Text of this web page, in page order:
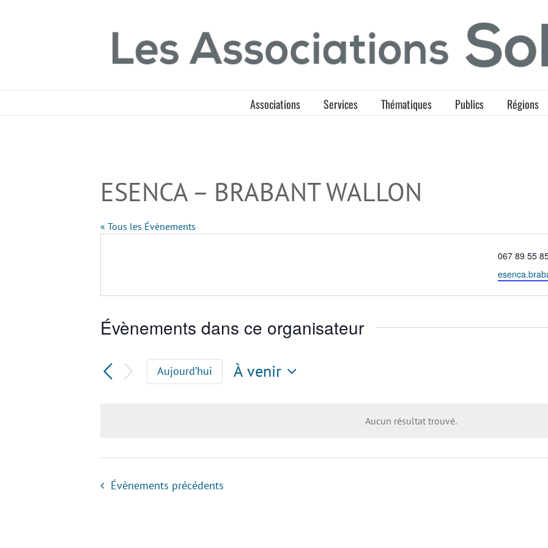
Associations Services Thématiques Publics Régions
Notice
Aucun résultat trouvé.
ESENCA – BRABANT WALLON
« Tous les Évènements
Téléphone
067 89 55
Email
Évènements dans ce organisateur
Aujourd’hui
À venir
Évènements précédents